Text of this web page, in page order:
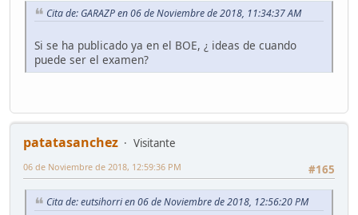
Cita de: GARAZP en 06 de Noviembre de 2018, 11:34:37 AM
Si se ha publicado ya en el BOE, ¿ ideas de cuando
puede ser el examen?
patatasanchez
Visitante
#165
06 de Noviembre de 2018, 12:59:36 PM
Cita de: eutsihorri en 06 de Noviembre de 2018, 12:56:20 PM